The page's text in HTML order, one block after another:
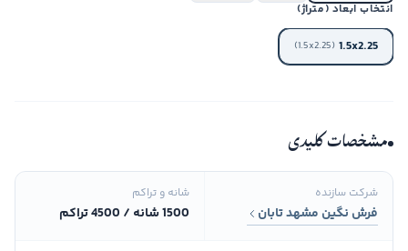
انتخاب ابعاد (متراژ)
1.5x2.25
(1.5x2.25)
مشخصات کلیدی
شرکت سازنده
فرش نگین مشهد تابان
شانه و تراکم
1500 شانه / 4500 تراکم